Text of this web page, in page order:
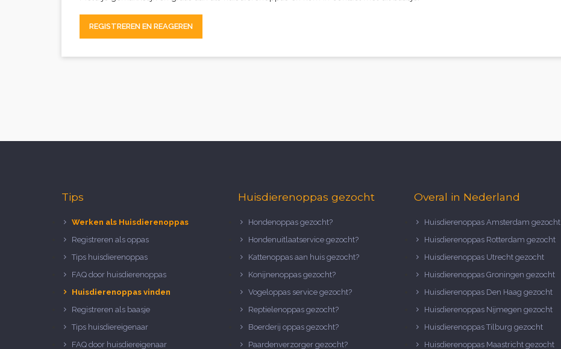
REGISTREREN EN REAGEREN
Tips
Werken als Huisdierenoppas
Registreren als oppas
Tips huisdierenoppas
FAQ door huisdierenoppas
Huisdierenoppas vinden
Registreren als baasje
Tips huisdiereigenaar
FAQ door huisdiereigenaar
Huisdierenoppas gezocht
Hondenoppas gezocht?
Hondenuitlaatservice gezocht?
Kattenoppas aan huis gezocht?
Konijnenoppas gezocht?
Vogeloppas service gezocht?
Reptielenoppas gezocht?
Boerderij oppas gezocht?
Paardenverzorger gezocht?
Overal in Nederland
Huisdierenoppas Amsterdam gezocht
Huisdierenoppas Rotterdam gezocht
Huisdierenoppas Utrecht gezocht
Huisdierenoppas Groningen gezocht
Huisdierenoppas Den Haag gezocht
Huisdierenoppas Nijmegen gezocht
Huisdierenoppas Tilburg gezocht
Huisdierenoppas Maastricht gezocht